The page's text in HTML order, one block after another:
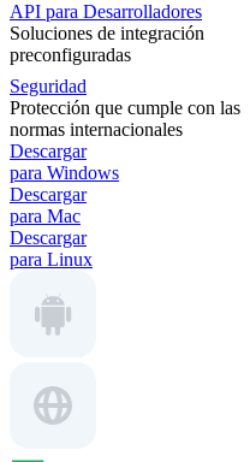
API para Desarrolladores
Soluciones de integración
preconfiguradas
Seguridad
Protección que cumple con las
normas internacionales
Descargar
para Windows
Descargar
para Mac
Descargar
para Linux